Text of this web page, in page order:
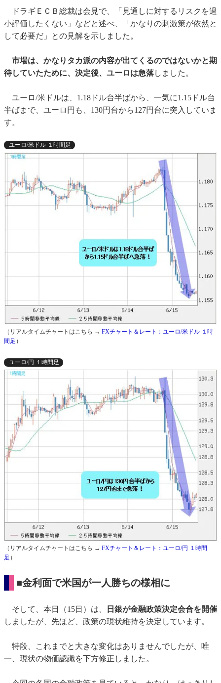
ドラギＥＣＢ総裁は会見で、「見通しに対するリスクを過
小評価したくない」などと述べ、「かなりの刺激策が依然と
して必要だ」との見解を示しました。
市場は、かなりタカ派の内容が出てくるのではないかと期
待していたために、決定後、ユーロは急落しました。
ユーロ/米ドルは、1.18ドル台半ばから、一気に1.15ドル台
半ばまで、ユーロ円も、130円台から127円台に突入していま
す。
ユーロ/米ドル １時間足
（リアルタイムチャートはこちら → FXチャート＆レート：ユーロ/米ドル １時
間足 ）
ユーロ/円 １時間足
（リアルタイムチャートはこちら → FXチャート＆レート：ユーロ/円 １時間
足 ）
■金利面で米国が一人勝ちの様相に
そして、本日（15日）は、
日銀が金融政策決定会合を開催
しましたが、先ほど、政策の現状維持を決定しています。
特段、これまでと大きな変化はありませんでしたが、唯
一、現状の物価認識を下方修正しました。